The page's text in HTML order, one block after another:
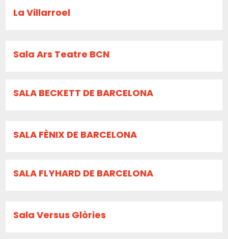
La Villarroel
Sala Ars Teatre BCN
SALA BECKETT DE BARCELONA
SALA FÈNIX DE BARCELONA
SALA FLYHARD DE BARCELONA
Sala Versus Glòries